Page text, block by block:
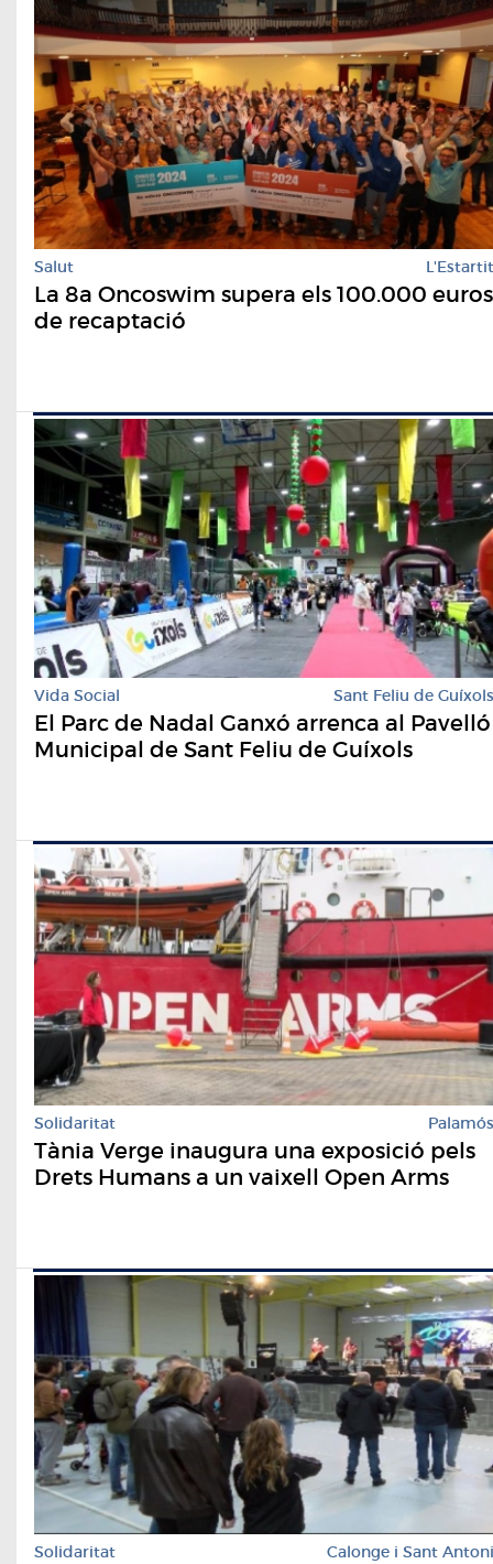
Salut L'Estartit
La 8a Oncoswim supera els 100.000 euros
de recaptació
Vida Social Sant Feliu de Guíxols
El Parc de Nadal Ganxó arrenca al Pavelló
Municipal de Sant Feliu de Guíxols
Solidaritat Palamós
Tània Verge inaugura una exposició pels
Drets Humans a un vaixell Open Arms
Solidaritat Calonge i Sant Antoni